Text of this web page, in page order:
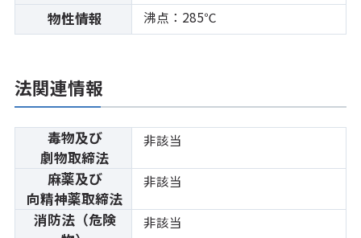
物性情報 沸点：285℃
法関連情報
毒物及び
劇物取締法
非該当
麻薬及び
向精神薬取締法
非該当
消防法（危険
非該当